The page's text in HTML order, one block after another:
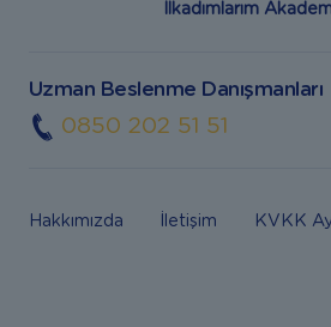
İlkadımlarım
Uzman Beslenme Danışmanları
0850 202 51 51
Hakkımızda İletişim KVKK